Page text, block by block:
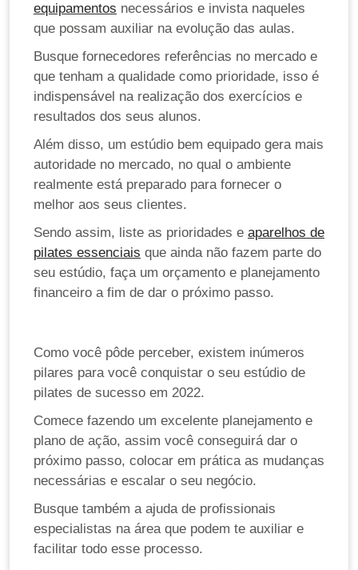
equipamentos necessários e invista naqueles
que possam auxiliar na evolução das aulas.
Busque fornecedores referências no mercado e
que tenham a qualidade como prioridade, isso é
indispensável na realização dos exercícios e
resultados dos seus alunos.
Além disso, um estúdio bem equipado gera mais
autoridade no mercado, no qual o ambiente
realmente está preparado para fornecer o
melhor aos seus clientes.
Sendo assim, liste as prioridades e aparelhos de
pilates essenciais que ainda não fazem parte do
seu estúdio, faça um orçamento e planejamento
financeiro a fim de dar o próximo passo.
Como você pôde perceber, existem inúmeros
pilares para você conquistar o seu estúdio de
pilates de sucesso em 2022.
Comece fazendo um excelente planejamento e
plano de ação, assim você conseguirá dar o
próximo passo, colocar em prática as mudanças
necessárias e escalar o seu negócio.
Busque também a ajuda de profissionais
especialistas na área que podem te auxiliar e
facilitar todo esse processo.